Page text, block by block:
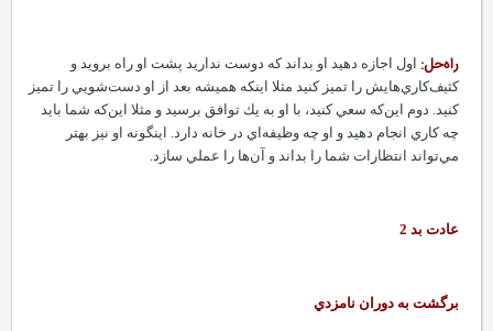
راه‌حل:اول اجازه دهيد او بداند كه دوست نداريد پشت او راه برويد و
كثيف‌كاري‌هايش را تميز كنيد مثلا اينكه هميشه بعد از او دست‌شويي را تميز
كنيد. دوم اين‌كه سعي كنيد، با او به يك توافق برسيد و مثلا اين‌كه شما بايد
چه كاري انجام دهيد و او چه وظيفه‌اي در خانه دارد.‌ اينگونه او نيز بهتر
مي‌تواند انتظارات شما را بداند و آ‌ن‌ها را عملي سازد.
عادت بد 2
برگشت به دوران نامزدي